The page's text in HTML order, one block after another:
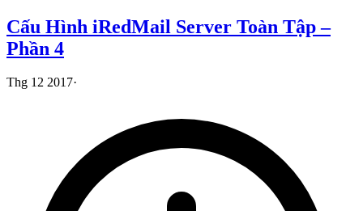
Cấu Hình iRedMail Server Toàn Tập –
Phần 4
Thg 12 2017·